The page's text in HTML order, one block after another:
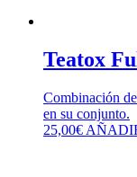
Teatox
Combinación
en su conjunto.
25,00€